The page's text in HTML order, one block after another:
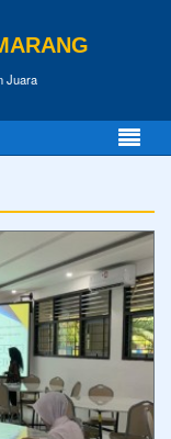
Juara